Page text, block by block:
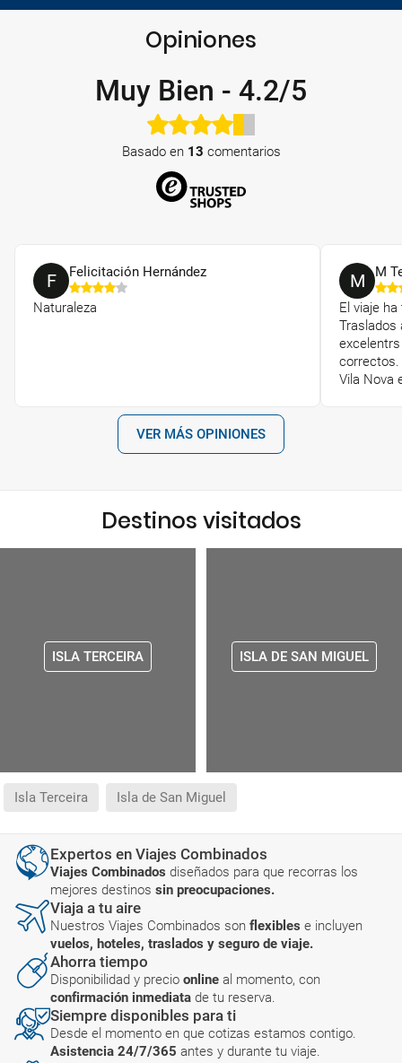
Opiniones
Muy Bien - 4.2/5
Basado en 13 comentarios
F Felicitación Hernández
Naturaleza
M M
El viaje
Traslados
correctos.
Vila Nova
VER MÁS OPINIONES
Destinos visitados
ISLA TERCEIRA ISLA DE SAN MIGUEL
Isla Terceira Isla de San Miguel
Expertos en Viajes Combinados
Viajes Combinados diseñados para que recorras los
mejores destinos sin preocupaciones.
Viaja a tu aire
Nuestros Viajes Combinados son flexibles e incluyen
vuelos, hoteles, traslados y seguro de viaje.
Ahorra tiempo
Disponibilidad y precio online al momento, con
confirmación inmediata de tu reserva.
Siempre disponibles para ti
Desde el momento en que cotizas estamos contigo.
Asistencia 24/7/365 antes y durante tu viaje.